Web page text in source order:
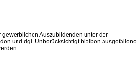
Auszubildenden unter der
und dgl. Unberücksichtigt bleiben ausgefallene